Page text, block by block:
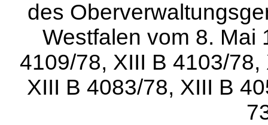
des
Westfalen vom 8. Mai
4109/78, XIII B 4103/
XIII B 4083/78, XIII B